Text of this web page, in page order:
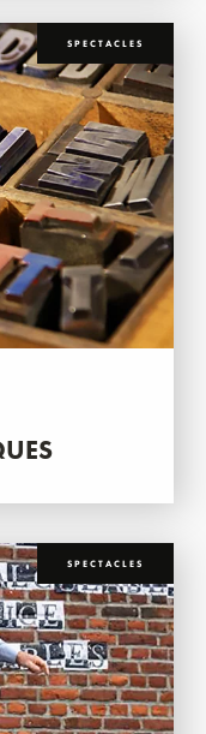
SPECTACLES
SPECTACLES